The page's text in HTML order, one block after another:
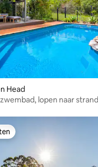
Head
lopen naar strand